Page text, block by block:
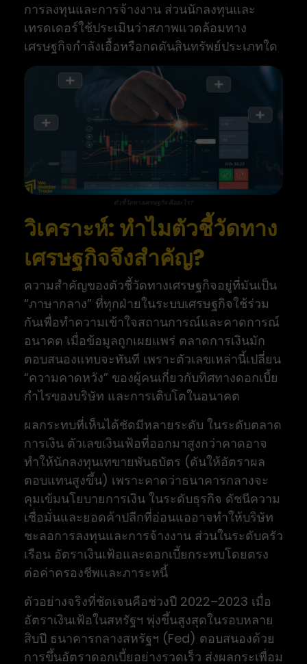
การลงทุนและการจ้างงาน ส่วนนักลงทุนและ
เทรดเดอร์ใช้ประเมินว่าสภาพแวดล้อมทาง
เศรษฐกิจกำลังเอื้อหรือกดดันสินทรัพย์ประเภทใด
ตัวชี้วัดทางเศรษฐกิจ คืออะไร?
วิเคราะห์: ทำไมตัวชี้วัดทาง
เศรษฐกิจจึงสำคัญ?
ความสำคัญของตัวชี้วัดทางเศรษฐกิจอยู่ที่มันเป็น
“ภาษากลาง” ที่ทุกฝ่ายในระบบเศรษฐกิจใช้ร่วม
กันเพื่อทำความเข้าใจสถานการณ์และคาดการณ์
อนาคต เมื่อข้อมูลถูกเผยแพร่ ตลาดการเงินมัก
ตอบสนองแทบจะทันที เพราะตัวเลขเหล่านี้เปลี่ยน
“ความคาดหวัง” ของผู้คนเกี่ยวกับทิศทางดอกเบี้ย
กำไรของบริษัท และการเติบโตในอนาคต
ผลกระทบที่เห็นได้ชัดมีหลายระดับ ในระดับตลาด
การเงิน ตัวเลขเงินเฟ้อที่ออกมาสูงกว่าคาดอาจ
ทำให้นักลงทุนเทขายพันธบัตร (ดันให้อัตราผล
ตอบแทนสูงขึ้น) เพราะคาดว่าธนาคารกลางจะ
คุมเข้มนโยบายการเงิน ในระดับธุรกิจ ดัชนีความ
เชื่อมั่นและยอดค้าปลีกที่อ่อนแออาจทำให้บริษัท
ชะลอการลงทุนและการจ้างงาน ส่วนในระดับครัว
เรือน อัตราเงินเฟ้อและดอกเบี้ยกระทบโดยตรง
ต่อค่าครองชีพและภาระหนี้
ตัวอย่างจริงที่ชัดเจนคือช่วงปี 2022–2023 เมื่อ
อัตราเงินเฟ้อในสหรัฐฯ พุ่งขึ้นสูงสุดในรอบหลาย
สิบปี ธนาคารกลางสหรัฐฯ (Fed) ตอบสนองด้วย
การขึ้นอัตราดอกเบี้ยอย่างรวดเร็ว ส่งผลกระเพื่อม